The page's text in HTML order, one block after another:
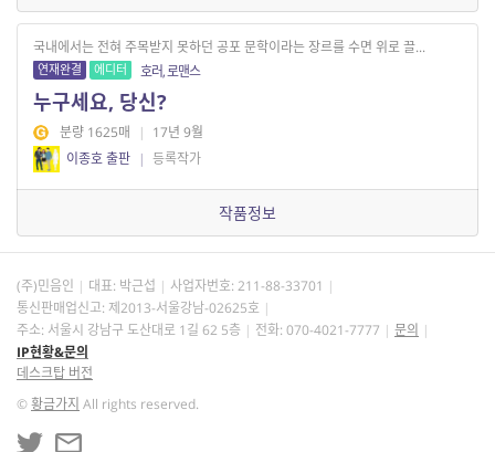
국내에서는 전혀 주목받지 못하던 공포 문학이라는 장르를 수면 위로 끌...
연재완결 에디터 호러, 로맨스
누구세요, 당신?
분량 1625매 | 17년 9월
이종호 출판 | 등록작가
작품정보
(주)민음인 대표: 박근섭 사업자번호: 211-88-33701
통신판매업신고: 제2013-서울강남-02625호
주소: 서울시 강남구 도산대로 1길 62 5층
전화: 070-4021-7777
문의
IP현황&문의
데스크탑 버전
©황금가지 All rights reserved.